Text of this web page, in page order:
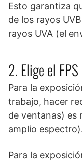
Esto garantiza
de los rayos
rayos UVA (el
2. Elige el
Para la
trabajo, hacer
de ventanas) es
amplio
Para la